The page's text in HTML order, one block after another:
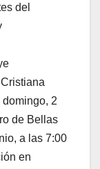
del
2
de Bellas
a las 7:00
en